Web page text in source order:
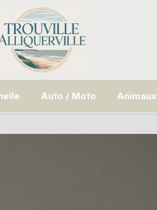
Auto / Moto Animaux